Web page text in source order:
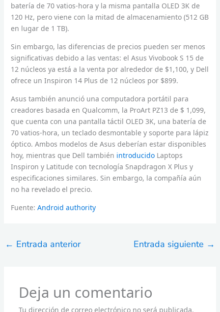
batería de 70 vatios-hora y la misma pantalla OLED 3K de
120 Hz, pero viene con la mitad de almacenamiento (512 GB
en lugar de 1 TB).
Sin embargo, las diferencias de precios pueden ser menos
significativas debido a las ventas: el Asus Vivobook S 15 de
12 núcleos ya está a la venta por alrededor de $1,100, y Dell
ofrece un Inspiron 14 Plus de 12 núcleos por $899.
Asus también anunció una computadora portátil para
creadores basada en Qualcomm, la ProArt PZ13 de $ 1,099,
que cuenta con una pantalla táctil OLED 3K, una batería de
70 vatios-hora, un teclado desmontable y soporte para lápiz
óptico. Ambos modelos de Asus deberían estar disponibles
hoy, mientras que Dell también introducidoLaptops
Inspiron y Latitude con tecnología Snapdragon X Plus y
especificaciones similares. Sin embargo, la compañía aún
no ha revelado el precio.
Fuente: Android authority
← Entrada anterior Entrada siguiente →
Deja un comentario
Tu dirección de correo electrónico no será publicada.